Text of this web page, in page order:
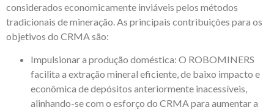
considerados economicamente inviáveis pelos métodos
tradicionais de mineração. As principais contribuições para os
objetivos do CRMA são:
Impulsionar a produção doméstica: O ROBOMINERS
facilita a extração mineral eficiente, de baixo impacto e
econômica de depósitos anteriormente inacessíveis,
alinhando-se com o esforço do CRMA para aumentar a